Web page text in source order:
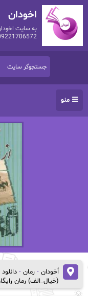
اخودان
به سایت
منو
اُخودان- رمان-
(خیال_الف) رمان